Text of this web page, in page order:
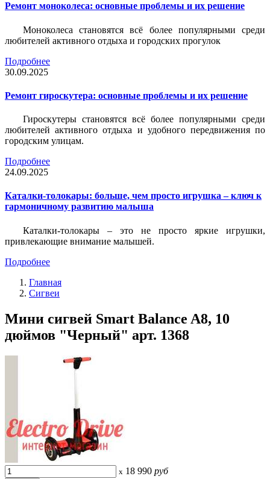
Ремонт моноколеса: основные проблемы и их решение
Моноколеса становятся всё более популярными среди
любителей активного отдыха и городских прогулок
Подробнее
30.09.2025
Ремонт гироскутера: основные проблемы и их решение
Гироскутеры становятся всё более популярными среди
любителей активного отдыха и удобного передвижения по
городским улицам.
Подробнее
24.09.2025
Каталки-толокары: больше, чем просто игрушка – ключ к
гармоничному развитию малыша
Каталки-толокары – это не просто яркие игрушки,
привлекающие внимание малышей.
Подробнее
Главная
Сигвеи
Мини сигвей Smart Balance A8, 10
дюймов "Черный" арт. 1368
x 18 990 руб